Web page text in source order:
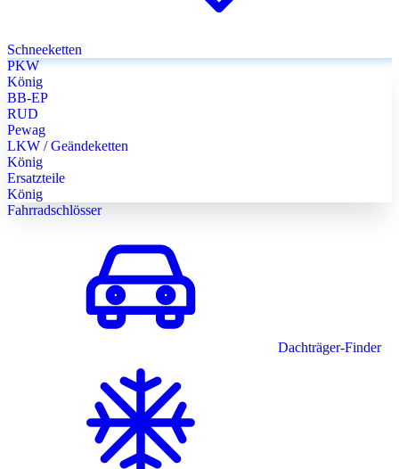
Schneeketten
PKW
König
BB-EP
RUD
Pewag
LKW / Geändeketten
König
Ersatzteile
König
Fahrradschlösser
Dachträger-Finder